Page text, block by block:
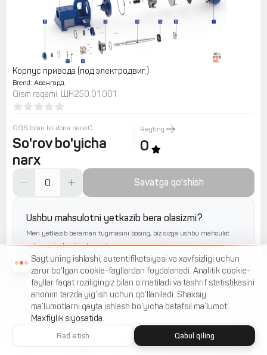
Корпус привода (под электродвиг.)
Brend: Авангард
Qism raqami: ШН250.01.001
QQS bilan bir dona narxiС
So'rov bo'yicha
narx
Reyting
0
Savatga qo'shish
Ushbu mahsulotni yetkazib bera olasizmi?
Men yetkazib beraman tugmasini bosing, biz sizga ushbu mahsulot
uchun arizalarni yuboramiz
Yetkazib beraman
Menyu Sevimlilar
Sayt uning ishlashi, autentifikatsiyasi va xavfsizligi uchun
zarur bo‘lgan cookie-fayllardan foydalanadi. Analitik cookie-
fayllar faqat roziligingiz bilan o‘rnatiladi va tashrif statistikasini
anonim tarzda yig‘ish uchun qo‘llaniladi. Shaxsiy
ma’lumotlarni qayta ishlash bo‘yicha batafsil ma’lumot
Maxfiylik siyosatida.
Rad etish Qabul qiling